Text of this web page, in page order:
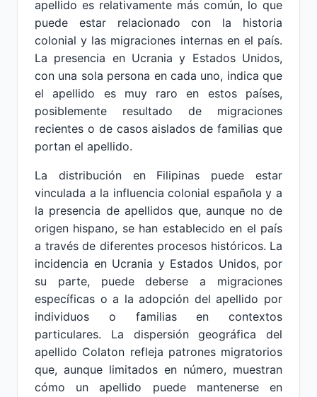
apellido es relativamente más común, lo que
puede estar relacionado con la historia
colonial y las migraciones internas en el país.
La presencia en Ucrania y Estados Unidos,
con una sola persona en cada uno, indica que
el apellido es muy raro en estos países,
posiblemente resultado de migraciones
recientes o de casos aislados de familias que
portan el apellido.
La distribución en Filipinas puede estar
vinculada a la influencia colonial española y a
la presencia de apellidos que, aunque no de
origen hispano, se han establecido en el país
a través de diferentes procesos históricos. La
incidencia en Ucrania y Estados Unidos, por
su parte, puede deberse a migraciones
específicas o a la adopción del apellido por
individuos o familias en contextos
particulares. La dispersión geográfica del
apellido Colaton refleja patrones migratorios
que, aunque limitados en número, muestran
cómo un apellido puede mantenerse en